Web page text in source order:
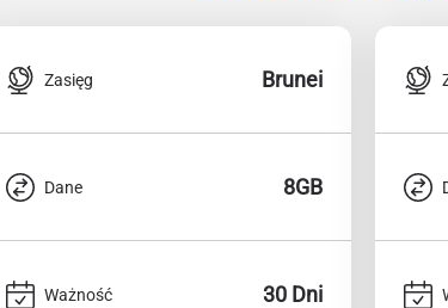
Zasięg Brunei
Dane 8GB
Ważność 30 Dni